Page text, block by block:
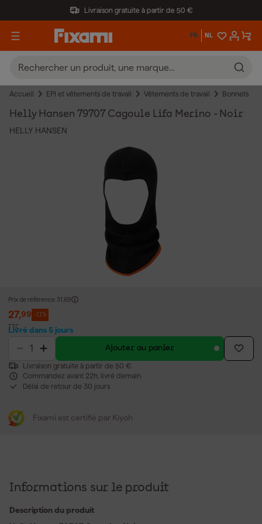
Livraison gratuite à partir de 50 €
FR NL
Accueil EPI et vêtements de travail Vêtements de travail Bonnets
Helly Hansen 79707 Cagoule Lifa Merino - Noir
HELLY HANSEN
Prix de référence 31,69
27,99 -11%
TTC
Livré dans 5 jours
Ajouter au panier
Livraison gratuite à partir de 50 €
Commandez avant 22h, livré demain
Délai de retour de 30 jours
Fixami est certifié par Kiyoh
Informations sur le produit
Description du produit